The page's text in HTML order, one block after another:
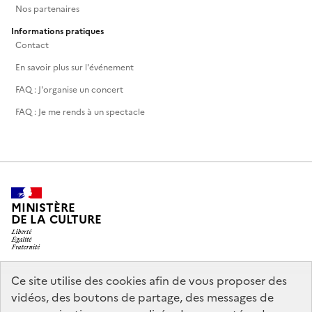
Ce site utilise des cookies afin de vous proposer des
vidéos, des boutons de partage, des messages de
Nos partenaires
Informations pratiques
Contact
En savoir plus sur l'événement
FAQ : J'organise un concert
FAQ : Je me rends à un spectacle
MINISTÈRE
DE LA CULTURE
legifrance.gouv.fr info.gouv.fr